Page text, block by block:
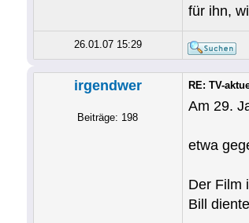
für ihn,
26.01.07 15:29
irgendwer
Beiträge: 198
RE: TV-
Am 29.
etwa
Der Film
Bill